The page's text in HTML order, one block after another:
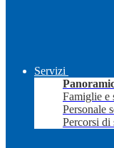
Servizi
Famiglie e
Personale
Percorsi di